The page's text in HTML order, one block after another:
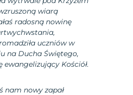
wiarą
radosną nowinę
uczniów w
na Ducha Świętego,
ewangelizujący Kościół.
nam nowy zapał